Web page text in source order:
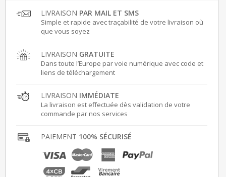
LIVRAISON PAR MAIL ET SMS
Simple et rapide avec traçabilité de votre livraison où
que vous soyez
LIVRAISON GRATUITE
Dans toute l’Europe par voie numérique avec code et
liens de téléchargement
LIVRAISON IMMÉDIATE
La livraison est effectuée dès validation de votre
commande par nos services
PAIEMENT 100% SÉCURISÉ